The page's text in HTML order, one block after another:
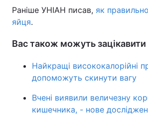
Раніше УНІАН писав, як
яйця.
Вас також можуть
Найкращі висококалорійні
допоможуть скинути вагу
Вчені виявили величезну
кишечника, - нове